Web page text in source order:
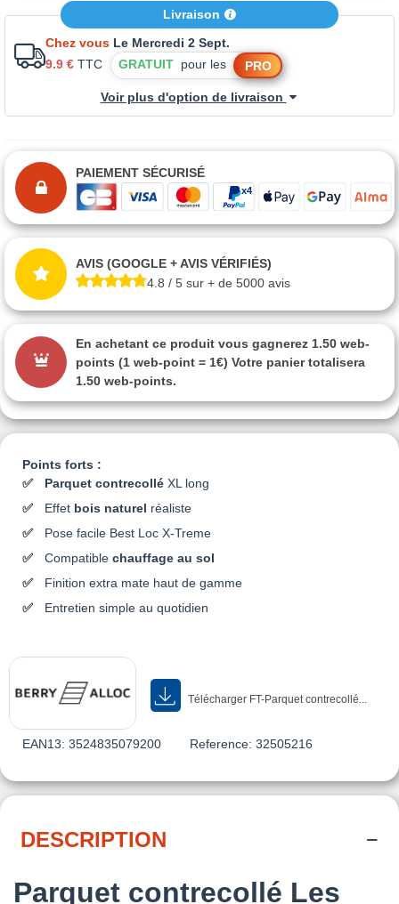
Points forts :
Parquet contrecollé XL long
Effet bois naturel réaliste
Pose facile Best Loc X-Treme
Compatible chauffage au sol
Finition extra mate haut de gamme
Entretien simple au quotidien
Télécharger FT-Parquet contrecollé...
EAN13: 3524835079200 Reference: 32505216
Livraison
Chez vous Le Mercredi 2 Sept.
9.9 € TTC GRATUIT pour les PRO
Voir plus d'option de livraison
PAIEMENT SÉCURISÉ
AVIS (GOOGLE + AVIS VÉRIFIÉS)
4.8 / 5 sur + de 5000 avis
En achetant ce produit vous gagnerez 1.50 web-
points (1 web-point = 1€) Votre panier totalisera
1.50 web-points.
DESCRIPTION
Parquet contrecollé Les